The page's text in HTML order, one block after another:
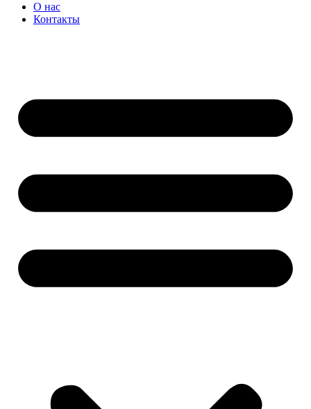
О нас
Контакты